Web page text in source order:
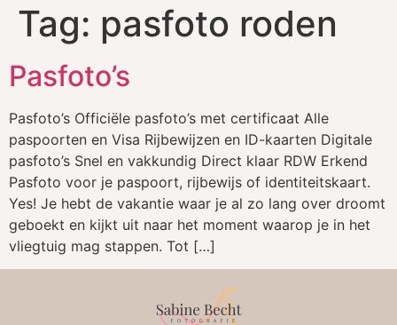
Tag: pasfoto roden
Pasfoto’s
Pasfoto’s Officiële pasfoto’s met certificaat Alle
paspoorten en Visa Rijbewijzen en ID-kaarten Digitale
pasfoto’s Snel en vakkundig Direct klaar RDW Erkend
Pasfoto voor je paspoort, rijbewijs of identiteitskaart.
Yes! Je hebt de vakantie waar je al zo lang over droomt
geboekt en kijkt uit naar het moment waarop je in het
vliegtuig mag stappen. Tot […]